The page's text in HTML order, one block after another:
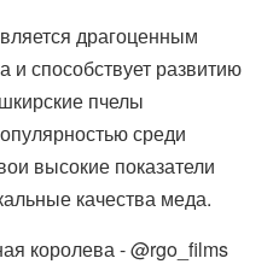
драгоценным
и способствует развитию
пчелы
среди
высокие показатели
качества меда.
королева - @rgo_films